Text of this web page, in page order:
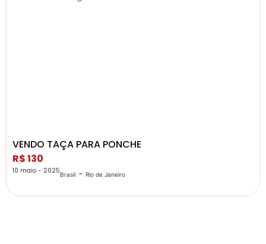
VENDO TAÇA PARA PONCHE
R$ 130
10 maio - 2025Brasil - Rio de Janeiro